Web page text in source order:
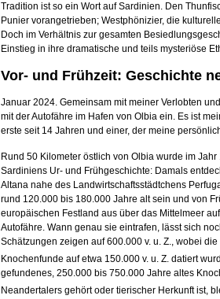
Tradition ist so ein Wort auf Sardinien. Den
Punier vorangetrieben; Westphönizier, die
Doch im Verhältnis zur gesamten
Einstieg in ihre dramatische und teils mysteriöse
Vor- und Frühzeit: Geschichte
Januar 2024. Gemeinsam mit meiner Verlobten
mit der Autofähre im Hafen von Olbia ein. Es ist
erste seit 14 Jahren und einer, der meine
Rund 50 Kilometer östlich von Olbia wurde im
Sardiniens Ur- und Frühgeschichte: Damals
Altana nahe des Landwirtschaftsstädtchens
rund 120.000 bis 180.000 Jahre alt sein und von
europäischen Festland aus über das Mittelmeer
Autofähre. Wann genau sie eintrafen, lässt sich
Schätzungen zeigen auf 600.000 v. u. Z., wobei
Knochenfunde auf etwa 150.000 v. u. Z. datiert
gefundenes, 250.000 bis 750.000 Jahre altes
Neandertalers gehört oder tierischer Herkunft ist,